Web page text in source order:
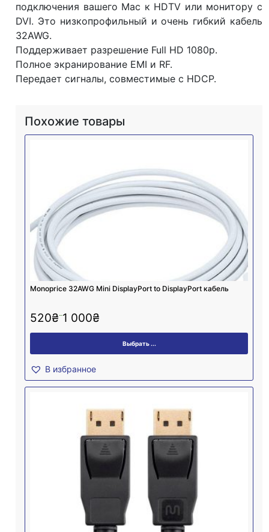
подключения вашего Mac к HDTV или монитору с
DVI. Это низкопрофильный и очень гибкий кабель
32AWG.
Поддерживает разрешение Full HD 1080p.
Полное экранирование EMI ​​и RF.
Передает сигналы, совместимые с HDCP.
Похожие товары
Monoprice 32AWG Mini DisplayPort to DisplayPort кабель
520₴–1 000₴
Выбрать ...
В избранное